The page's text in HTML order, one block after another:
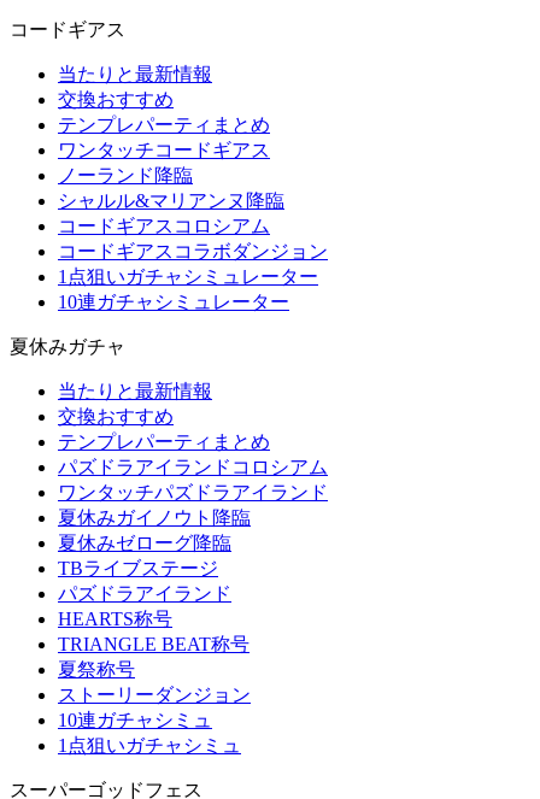
コードギアス
当たりと最新情報
交換おすすめ
テンプレパーティまとめ
ワンタッチコードギアス
ノーランド降臨
シャルル&マリアンヌ降臨
コードギアスコロシアム
コードギアスコラボダンジョン
1点狙いガチャシミュレーター
10連ガチャシミュレーター
夏休みガチャ
当たりと最新情報
交換おすすめ
テンプレパーティまとめ
パズドラアイランドコロシアム
ワンタッチパズドラアイランド
夏休みガイノウト降臨
夏休みゼローグ降臨
TBライブステージ
パズドラアイランド
HEARTS称号
TRIANGLE BEAT称号
夏祭称号
ストーリーダンジョン
10連ガチャシミュ
1点狙いガチャシミュ
スーパーゴッドフェス